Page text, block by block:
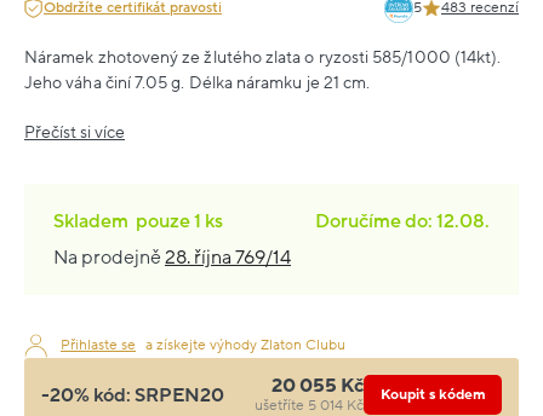
Obdržíte certifikát pravosti 5 483 recenzí
Náramek zhotovený ze žlutého zlata o ryzosti 585/1000 (14kt).
Jeho váha činí 7.05 g. Délka náramku je 21 cm.
Přečíst si více
Skladem pouze1 ks
Doručíme do: 12.08.
Na prodejně28. října 769/14
Přihlaste se a získejte výhody Zlaton Clubu
-20% kód: SRPEN20 20 055 Kč
ušetříte 5 014 Kč
Koupit s kódem